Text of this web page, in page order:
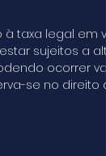
à taxa legal
sujeitos a
ocorrer
se no